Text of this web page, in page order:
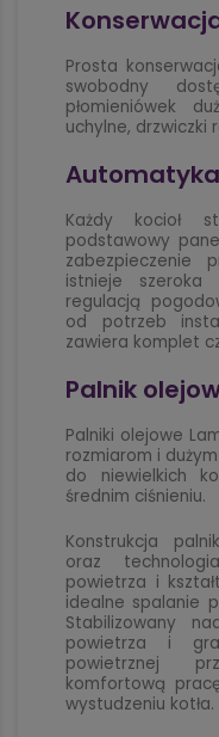
Prosta
swobodny
płomieniówek
uchylne, drzwiczki
Automatyka
Każdy kocioł
podstawowy
zabezpieczenie
istnieje
regulacją
od potrzeb
zawiera komplet
Palnik
Palniki olejowe
rozmiarom i
do niewielkich
średnim ciśnieniu.
Konstrukcja
oraz
powietrza i
idealne spalanie
Stabilizowany
powietrza i
powietrznej
komfortową
wystudzeniu kotła.